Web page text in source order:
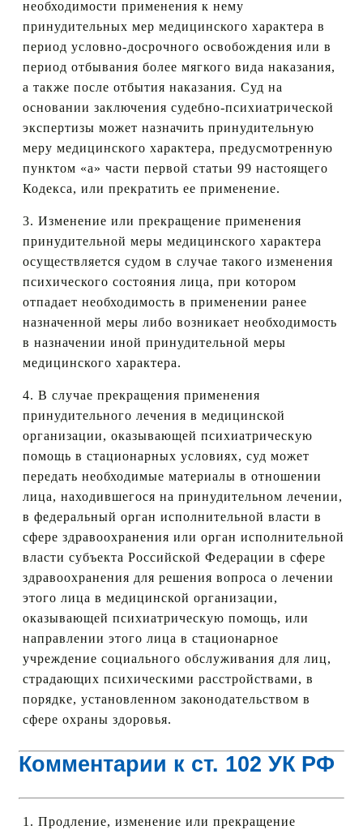
необходимости применения к нему
принудительных мер медицинского характера в
период условно-досрочного освобождения или в
период отбывания более мягкого вида наказания,
а также после отбытия наказания. Суд на
основании заключения судебно-психиатрической
экспертизы может назначить принудительную
меру медицинского характера, предусмотренную
пунктом «а» части первой статьи 99 настоящего
Кодекса, или прекратить ее применение.
3. Изменение или прекращение применения
принудительной меры медицинского характера
осуществляется судом в случае такого изменения
психического состояния лица, при котором
отпадает необходимость в применении ранее
назначенной меры либо возникает необходимость
в назначении иной принудительной меры
медицинского характера.
4. В случае прекращения применения
принудительного лечения в медицинской
организации, оказывающей психиатрическую
помощь в стационарных условиях, суд может
передать необходимые материалы в отношении
лица, находившегося на принудительном лечении,
в федеральный орган исполнительной власти в
сфере здравоохранения или орган исполнительной
власти субъекта Российской Федерации в сфере
здравоохранения для решения вопроса о лечении
этого лица в медицинской организации,
оказывающей психиатрическую помощь, или
направлении этого лица в стационарное
учреждение социального обслуживания для лиц,
страдающих психическими расстройствами, в
порядке, установленном законодательством в
сфере охраны здоровья.
Комментарии к ст. 102 УК РФ
1. Продление, изменение или прекращение